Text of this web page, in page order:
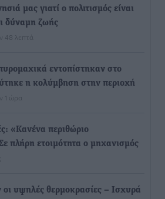
μας γιατί ο πολιτισμός είναι
δύναμη ζωής
48 λεπτά
εντοπίστηκαν στο
η κολύμβηση στην περιοχή
1 ώρα
«Κανένα περιθώριο
πλήρη ετοιμότητα ο μηχανισμός
οι υψηλές θερμοκρασίες – Ισχυρά